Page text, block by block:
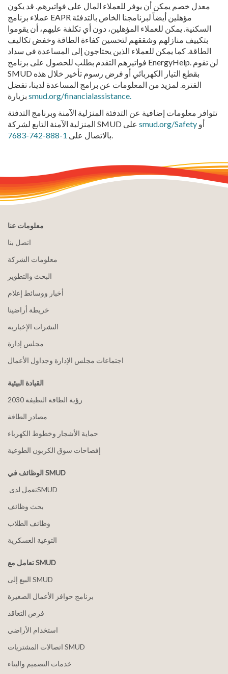
معدل خصم يمكن أن يوفر للعملاء المال على فواتيرهم. قد يكون
عملاء برنامج EAPR مؤهلين أيضاً لبرنامجنا الخاص بالتدفئة
السكنية. يمكن للعملاء المؤهلين، دون أي تكلفة عليهم، أن يقوموا
بتكييف منازلهم وشققهم لتحسين كفاءة الطاقة وخفض تكاليف
الطاقة. كما يمكن للعملاء الذين يحتاجون إلى المساعدة في سداد
فواتيرهم التقدم بطلب للحصول على برنامج EnergyHelp. لن تقوم
SMUD بقطع التيار الكهربائي أو فرض رسوم تأخير خلال هذه
الفترة. لمزيد من المعلومات عن برامج المساعدة لدينا، تفضل
smud.org/financialassistance.
تتوافر معلومات إضافية عن التدفئة المنزلية الآمنة وبرنامج التدفئة
smud.org/Safety
بالاتصال على 1-888-742-7683 .
معلومات عنا
اتصل بنا
معلومات الشركة
البحث والتطوير
أخبار ووسائط إعلام
خريطة أراضينا
النشرات الإخبارية
مجلس إدارة
اجتماعات مجلس الإدارة وجداول الأعمال
القيادة البيئية
2030 رؤية الطاقة النظيفة
مصادر الطاقة
حماية الأشجار وخطوط الكهرباء
إفصاحات سوق الكربون الطوعية
الوظائف في SMUD
بحث وظائف
وظائف الطلاب
التوعية العسكرية
تعامل مع SMUD
البيع إلى SMUD
برنامج حوافز الأعمال الصغيرة
فرص التعاقد
استخدام الأراضي
اتصالات المشتريات SMUD
خدمات التصميم والبناء